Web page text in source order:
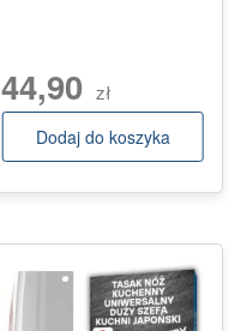
44,90 zł
Dodaj do koszyka